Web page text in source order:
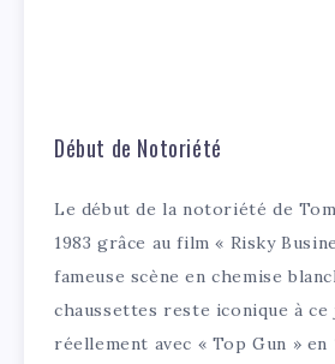
Début de Notoriété
Le début de la notoriété de
1983 grâce au film « Risky
fameuse scène en chemise
chaussettes reste iconique à ce
réellement avec « Top Gun » en